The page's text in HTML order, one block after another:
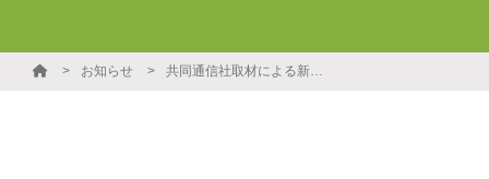
お知らせ 共同通信社取材による新聞報道について